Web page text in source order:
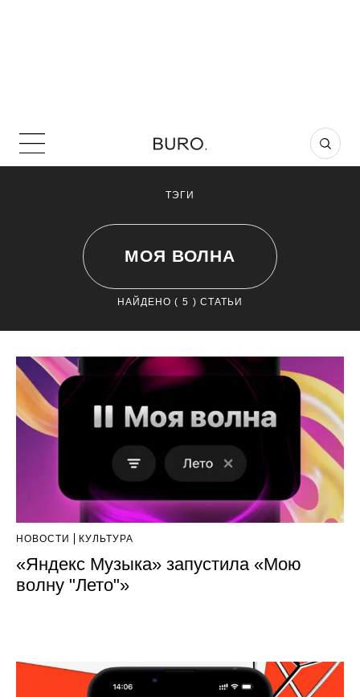
ТЭГИ
МОЯ ВОЛНА
НАЙДЕНО ( 5 ) СТАТЬИ
НОВОСТИ КУЛЬТУРА
«Яндекс Музыка» запустила «Мою
волну "Лето"»